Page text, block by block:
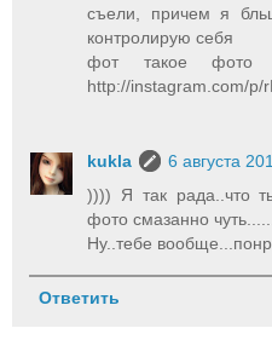
съели, причем я
контролирую себя
фот такое
http://instagram.com/p/
kukla
6 августа
)))) Я так рада..что
фото смазанно чуть......
Ну..тебе
Ответить